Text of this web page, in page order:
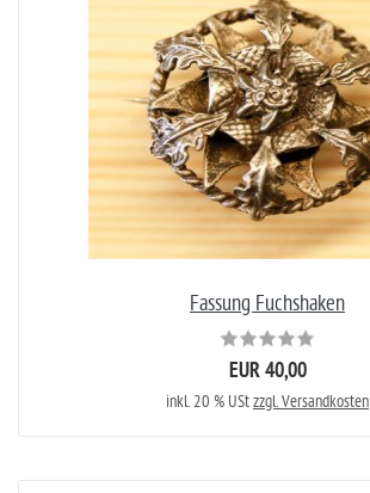
Fassung Fuchshaken
EUR 40,00
inkl. 20 % UStzzgl. Versandkosten